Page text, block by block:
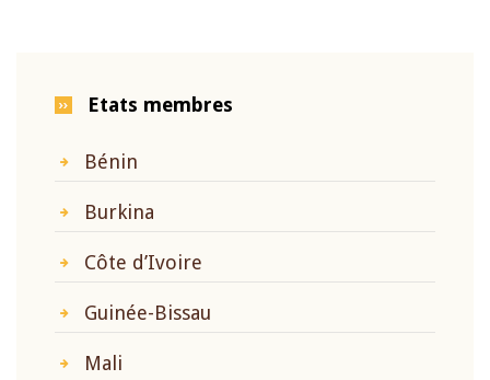
Etats membres
Bénin
Burkina
Côte d’Ivoire
Guinée-Bissau
Mali